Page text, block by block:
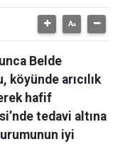
Belde
köyünde arıcılık
hafif
tedavi altına
iyi